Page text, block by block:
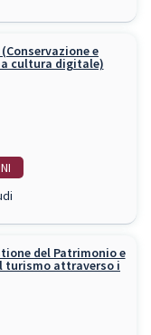
e
cultura digitale)
del Patrimonio e
turismo attraverso i